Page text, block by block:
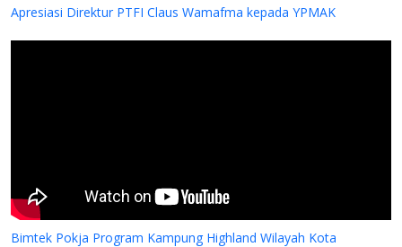
Apresiasi Direktur PTFI Claus Wamafma kepada YPMAK
Bimtek Pokja Program Kampung Highland Wilayah Kota